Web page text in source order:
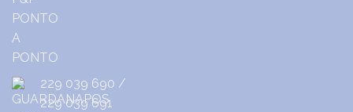
229 039 690 /
229 039 691